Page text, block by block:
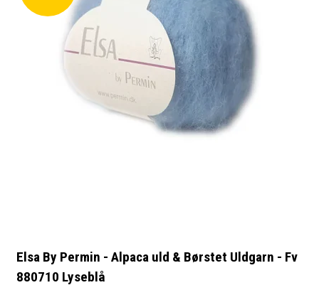
Elsa By Permin - Alpaca uld & Børstet Uldgarn - Fv
880710 Lyseblå